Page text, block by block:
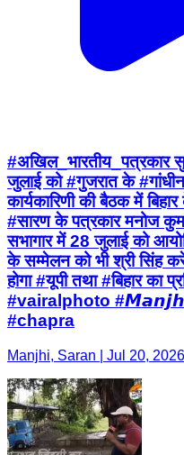
#अखिल_भारतीय_पत्रकार
जुलाई को #गुजरात के
कार्यकारिणी की बैठक में
#सारण के पत्रकार मनोज
सभागार में 28 जुलाई को
के सम्मेलन को भी श्री सिंह
होगा #यूपी तथा #बिहार
#vairalphoto
#chapra
Manjhi, Saran | Jul 20, 2026